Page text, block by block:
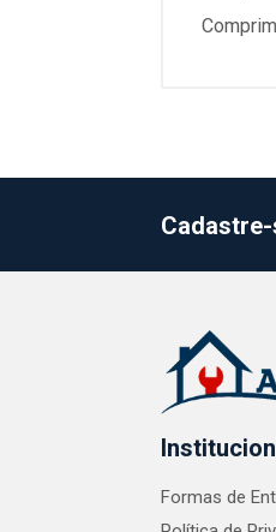
Formas de